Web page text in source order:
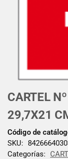
CARTEL
29,7X21
Código de
SKU:
Categorías: